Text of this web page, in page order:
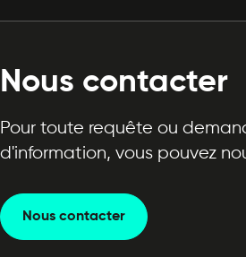
Nous contacter
Pour toute requête ou
d'information, vous pouvez
Nous contacter